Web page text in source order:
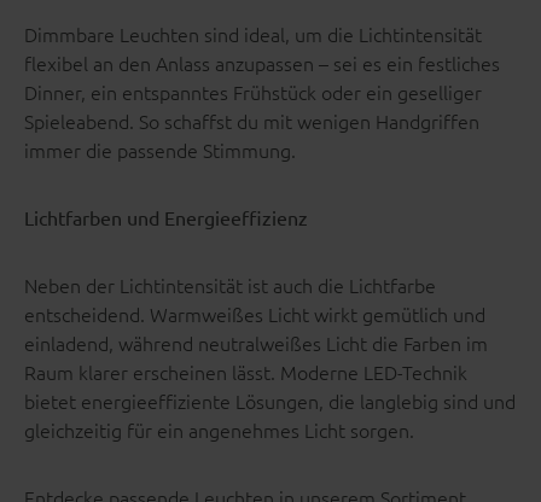
Dimmbare Leuchten sind ideal, um die Lichtintensität
flexibel an den Anlass anzupassen – sei es ein festliches
Dinner, ein entspanntes Frühstück oder ein geselliger
Spieleabend. So schaffst du mit wenigen Handgriffen
immer die passende Stimmung.
Lichtfarben und Energieeffizienz
Neben der Lichtintensität ist auch die Lichtfarbe
entscheidend. Warmweißes Licht wirkt gemütlich und
einladend, während neutralweißes Licht die Farben im
Raum klarer erscheinen lässt. Moderne LED-Technik
bietet energieeffiziente Lösungen, die langlebig sind und
gleichzeitig für ein angenehmes Licht sorgen.